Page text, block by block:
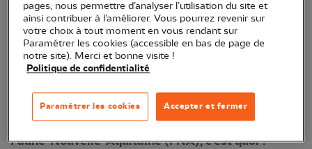
Spatule blanche © Cécile Gans
Faune-Nouvelle-Aquitaine (FNA), c’est quoi ?
pages, nous permettre d’analyser l’utilisation du site et
ainsi contribuer à l’améliorer. Vous pourrez revenir sur
votre choix à tout moment en vous rendant sur
Paramétrer les cookies (accessible en bas de page de
notre site). Merci et bonne visite !
Politique de confidentialité
Accepter et fermer
Paramétrer les cookies